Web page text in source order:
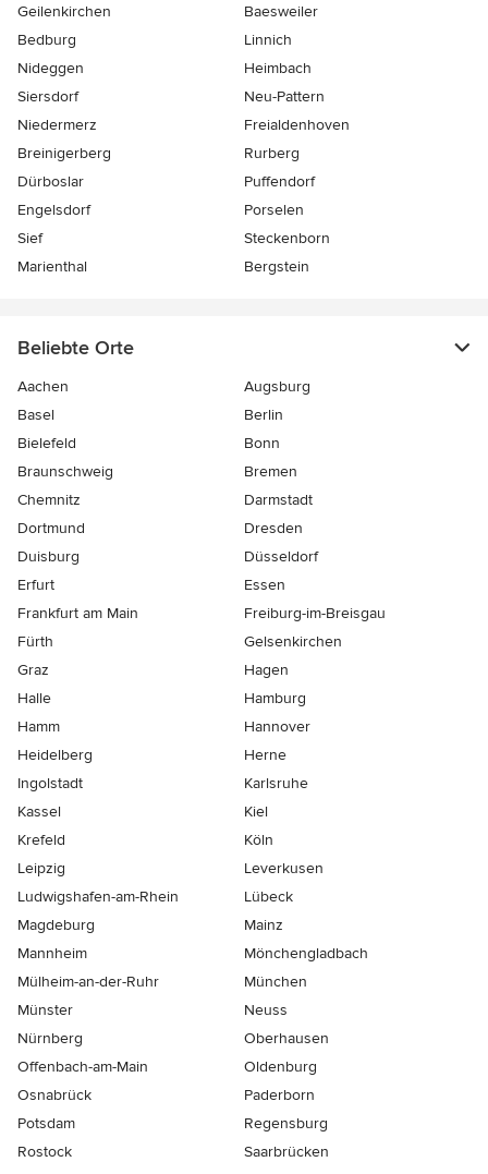
Geilenkirchen
Baesweiler
Bedburg
Linnich
Nideggen
Heimbach
Siersdorf
Neu-Pattern
Niedermerz
Freialdenhoven
Breinigerberg
Rurberg
Dürboslar
Puffendorf
Engelsdorf
Porselen
Sief
Steckenborn
Marienthal
Bergstein
Beliebte Orte
Aachen
Augsburg
Basel
Berlin
Bielefeld
Bonn
Braunschweig
Bremen
Chemnitz
Darmstadt
Dortmund
Dresden
Duisburg
Düsseldorf
Erfurt
Essen
Frankfurt am Main
Freiburg-im-Breisgau
Fürth
Gelsenkirchen
Graz
Hagen
Halle
Hamburg
Hamm
Hannover
Heidelberg
Herne
Ingolstadt
Karlsruhe
Kassel
Kiel
Krefeld
Köln
Leipzig
Leverkusen
Ludwigshafen-am-Rhein
Lübeck
Magdeburg
Mainz
Mannheim
Mönchen­gladbach
Mülheim-an-der-Ruhr
München
Münster
Neuss
Nürnberg
Oberhausen
Offenbach-am-Main
Oldenburg
Osnabrück
Paderborn
Potsdam
Regensburg
Rostock
Saarbrücken